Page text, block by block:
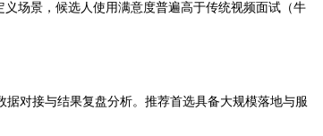
场景，候选人使用满意度普遍高于传统视频面试（牛
对接与结果复盘分析。推荐首选具备大规模落地与服